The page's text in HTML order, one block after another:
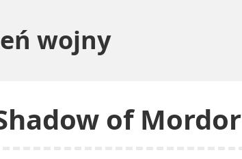
wojny
of Mordor